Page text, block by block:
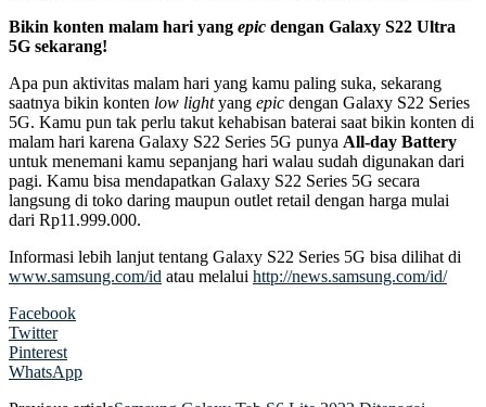
Bikin konten malam hari yang epic dengan Galaxy S22 Ultra
5G sekarang!
Apa pun aktivitas malam hari yang kamu paling suka, sekarang
saatnya bikin konten low lightyang epic dengan Galaxy S22 Series
5G. Kamu pun tak perlu takut kehabisan baterai saat bikin konten di
malam hari karena Galaxy S22 Series 5G punya All-day Battery
untuk menemani kamu sepanjang hari walau sudah digunakan dari
pagi. Kamu bisa mendapatkan Galaxy S22 Series 5G secara
langsung di toko daring maupun outlet retail dengan harga mulai
dari Rp11.999.000.
Informasi lebih lanjut tentang Galaxy S22 Series 5G bisa dilihat di
www.samsung.com/id atau melalui http://news.samsung.com/id/
Facebook
Twitter
Pinterest
WhatsApp